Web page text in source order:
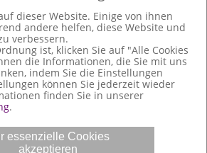
opt.de
Opt GmbH. All rights
reserved.
dieser Website. Einige von ihnen
andere helfen, diese Website und
verbessern.
ist, klicken Sie auf "Alle Cookies
die Informationen, die Sie mit uns
indem Sie die Einstellungen
können Sie jederzeit wieder
finden Sie in unserer
.
essenzielle Cookies
akzeptieren